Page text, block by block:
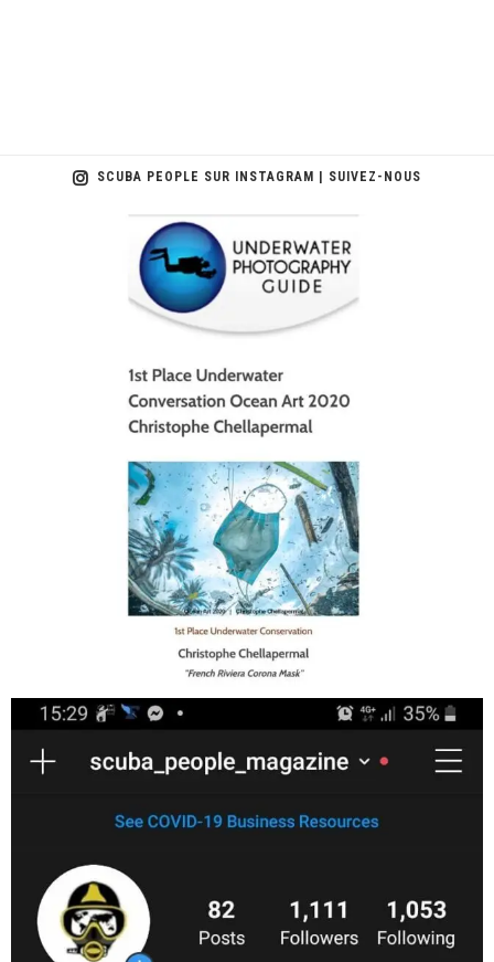
SCUBA PEOPLE SUR INSTAGRAM | SUIVEZ-NOUS
scuba_people_magazine
scuba_people_magazine